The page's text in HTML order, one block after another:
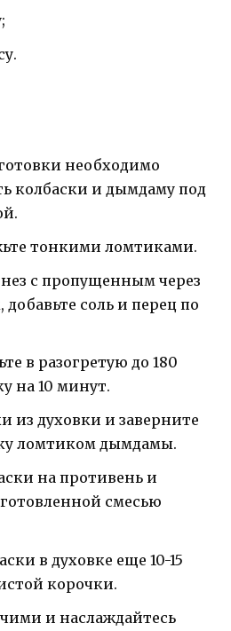
необходимо
колбаски и дымдаму под
тонкими ломтиками.
с пропущенным через
добавьте соль и перец по
в разогретую до 180
на 10 минут.
из духовки и заверните
ломтиком дымдамы.
на противень и
смесью
в духовке еще 10-15
корочки.
и наслаждайтесь